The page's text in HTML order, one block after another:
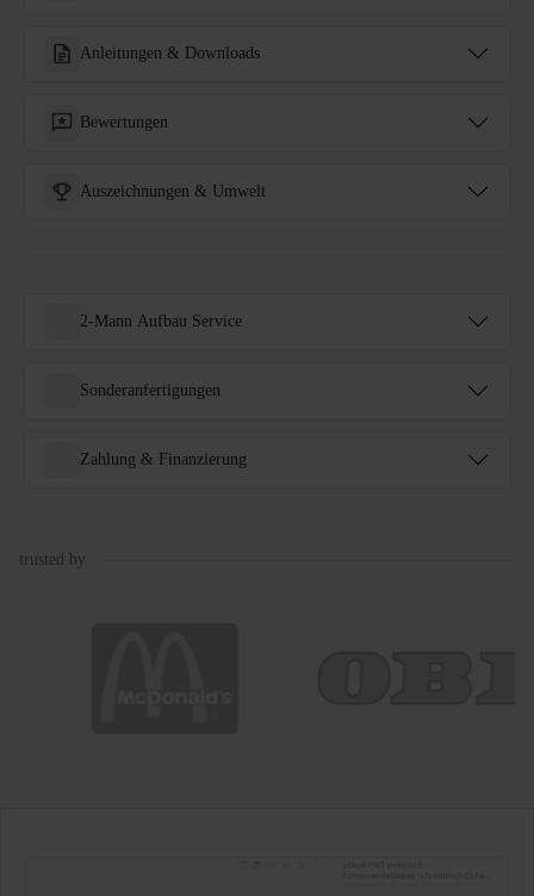
Anleitungen & Downloads
Bewertungen
Auszeichnungen & Umwelt
2-Mann Aufbau Service
Sonderanfertigungen
Zahlung & Finanzierung
trusted by